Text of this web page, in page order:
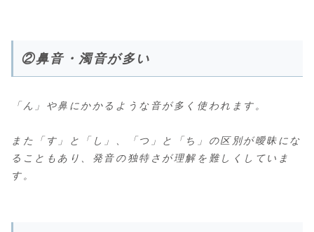
②鼻音・濁音が多い
「ん」や鼻にかかるような音が多く使われます。
また「す」と「し」、「つ」と「ち」の区別が曖昧にな
ることもあり、発音の独特さが理解を難しくしていま
す。